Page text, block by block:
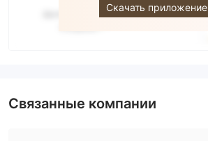
Скачать приложение
Связанные компании